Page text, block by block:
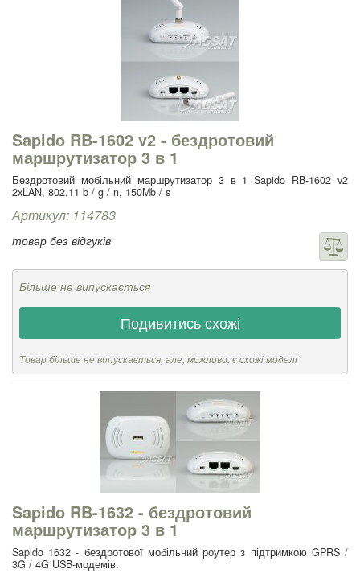
Sapido RB-1602 v2 - бездротовий
маршрутизатор 3 в 1
Бездротовий мобільний маршрутизатор 3 в 1 Sapido RB-1602 v2
2xLAN, 802.11 b / g / n, 150Mb / s
Артикул: 114783
товар без відгуків
Більше не випускається
Подивитись схожі
Товар більше не випускається, але, можливо, є схожі моделі
Sapido RB-1632 - бездротовий
маршрутизатор 3 в 1
Sapido 1632 - бездротової мобільний роутер з підтримкою GPRS /
3G / 4G USB-модемів.